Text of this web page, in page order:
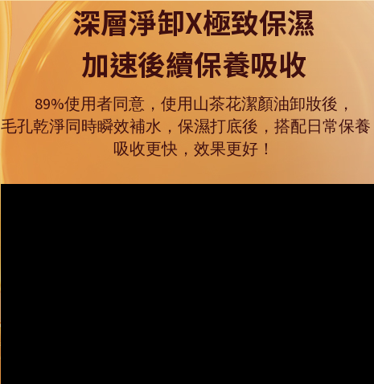
深層淨卸X極致保濕​
加速後續保養吸收
89%使用者同意，使用山茶花潔顏油卸妝後，
毛孔乾淨同時瞬效補水，保濕打底後，搭配日常保
吸收更快，效果更好！